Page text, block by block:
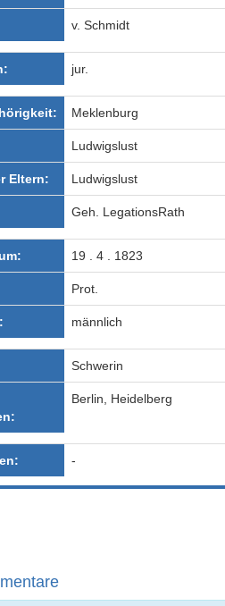
v. Schmidt
jur.
Meklenburg
Ludwigslust
Eltern: Ludwigslust
Geh. LegationsRath
19 . 4 . 1823
Prot.
männlich
Schwerin
Berlin, Heidelberg
-